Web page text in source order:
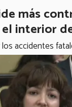
más
interior
accidentes